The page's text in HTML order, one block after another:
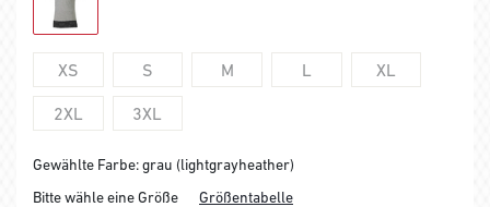
XS S M L XL
2XL 3XL
Gewählte Farbe: grau (lightgrayheather)
Bitte wähle eine Größe
Größentabelle